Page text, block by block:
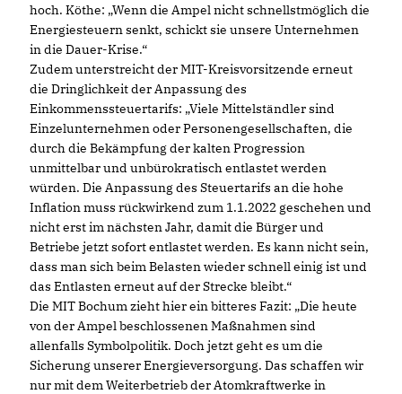
hoch. Köthe: „Wenn die Ampel nicht schnellstmöglich die
Energiesteuern senkt, schickt sie unsere Unternehmen
in die Dauer-Krise.“
Zudem unterstreicht der MIT-Kreisvorsitzende erneut
die Dringlichkeit der Anpassung des
Einkommenssteuertarifs: „Viele Mittelständler sind
Einzelunternehmen oder Personengesellschaften, die
durch die Bekämpfung der kalten Progression
unmittelbar und unbürokratisch entlastet werden
würden. Die Anpassung des Steuertarifs an die hohe
Inflation muss rückwirkend zum 1.1.2022 geschehen und
nicht erst im nächsten Jahr, damit die Bürger und
Betriebe jetzt sofort entlastet werden. Es kann nicht sein,
dass man sich beim Belasten wieder schnell einig ist und
das Entlasten erneut auf der Strecke bleibt.“
Die MIT Bochum zieht hier ein bitteres Fazit: „Die heute
von der Ampel beschlossenen Maßnahmen sind
allenfalls Symbolpolitik. Doch jetzt geht es um die
Sicherung unserer Energieversorgung. Das schaffen wir
nur mit dem Weiterbetrieb der Atomkraftwerke in